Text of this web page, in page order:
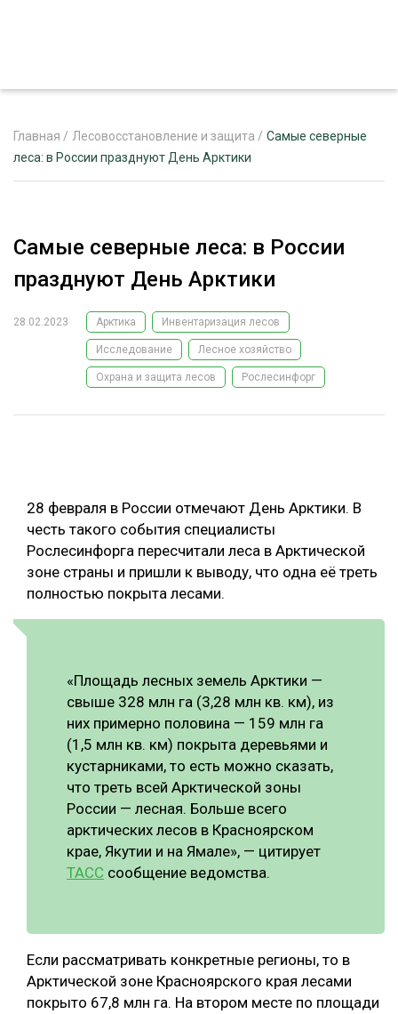
РЕКЛАМОДАТЕЛЯМ
ЛЕСНОЕ ХОЗЯЙСТВО
ЛЕСОЗАГОТОВКА
ЛЕСОВОССТАНОВЛЕНИЕ И ЗАЩИТА
ЛОГИСТИКА
ПРОИЗВОДСТВО ДРЕВЕСНЫХ ПЛИТ
ЛЕСОПИЛЕНИЕ
ДЕРЕВЯННОЕ ДОМОСТРОЕНИЕ
БЕЗОПАСНОЕ ПРОИЗВОДСТВО
СОРТИРОВКА ДРЕВЕСИНЫ
СУШКА ДРЕВЕСИНЫ
МЕБЕЛЬНОЕ ПРОИЗВОДСТВО
ТЕМАТИЧЕСКИЕ ПРОЕКТЫ
ПОДБОРКИ СТАТЕЙ
ЭКСПЕРТНОЕ МНЕНИЕ
Главная / Лесовосстановление и защита / Самые северные
леса: в России празднуют День Арктики
Самые северные леса: в России
празднуют День Арктики
28.02.2023 Арктика Инвентаризация лесов
Исследование Лесное хозяйство
Охрана и защита лесов Рослесинфорг
28 февраля в России отмечают День Арктики. В
честь такого события специалисты
Рослесинфорга пересчитали леса в Арктической
зоне страны и пришли к выводу, что одна её треть
полностью покрыта лесами.
«Площадь лесных земель Арктики —
свыше 328 млн га (3,28 млн кв. км), из
них примерно половина — 159 млн га
(1,5 млн кв. км) покрыта деревьями и
кустарниками, то есть можно сказать,
что треть всей Арктической зоны
России — лесная. Больше всего
арктических лесов в Красноярском
крае, Якутии и на Ямале», — цитирует
ТАСС сообщение ведомства.
Если рассматривать конкретные регионы, то в
Арктической зоне Красноярского края лесами
покрыто 67,8 млн га. На втором месте по площади